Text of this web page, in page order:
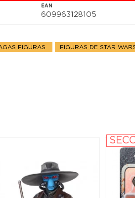
EAN
609963128105
FIGURAS FIGURAS DE STAR